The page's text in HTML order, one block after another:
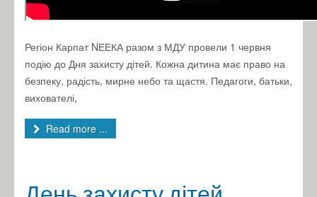
Регіон Карпат NЕЕКА разом з МДУ провели 1 червня
подію до Дня захисту дітей. Кожна дитина має право на
безпеку, радість, мирне небо та щастя. Педагоги, батьки,
вихователі,
Read more ...